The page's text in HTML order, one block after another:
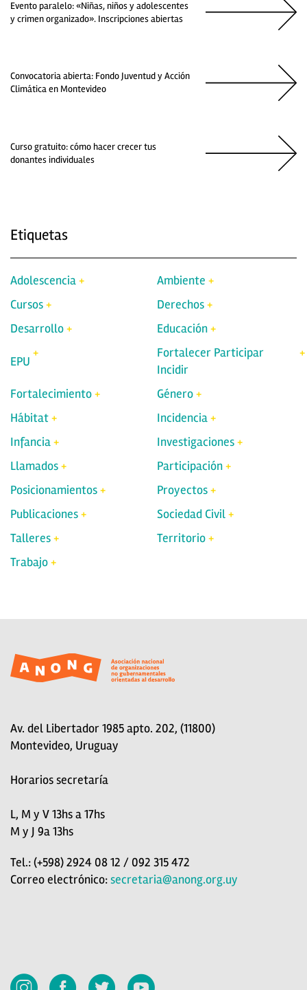
Evento paralelo: «Niñas, niños y adolescentes
y crimen organizado». Inscripciones abiertas
Convocatoria abierta: Fondo Juventud y Acción
Climática en Montevideo
Curso gratuito: cómo hacer crecer tus
donantes individuales
Etiquetas
Adolescencia
Ambiente
Cursos
Derechos
Desarrollo
Educación
EPU
Fortalecer Participar
Incidir
Fortalecimiento
Género
Hábitat
Incidencia
Infancia
Investigaciones
Llamados
Participación
Posicionamientos
Proyectos
Publicaciones
Sociedad Civil
Talleres
Territorio
Trabajo
Av. del Libertador 1985 apto. 202, (11800)
Montevideo, Uruguay
Horarios secretaría
L, M y V 13hs a 17hs
M y J 9a 13hs
Tel.: (+598) 2924 08 12 / 092 315 472
Correo electrónico:secretaria@anong.org.uy